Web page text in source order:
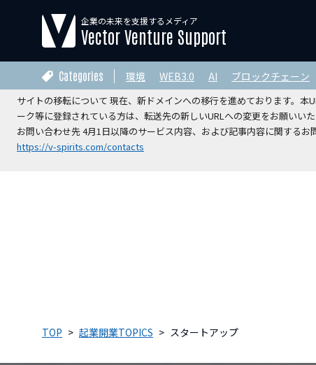
【運営会社変更のお知らせ】
2026年4月1日をもちまして、本サイトの運営は株式会社ベクターホール
V-Spirits総合研究所株式会社
サイトの移転について 現在、新ドメインへの移行を進めております。
ーク等に登録されている方は、転送先の新しいURLへの変更をお願いいた
お問い合わせ先 4月1日以降のサービス内容、および記事内容に関する
https://v-spirits.com/contacts
企業の未来を支援するメディア
Vector Venture Support
Categories 環境 WEB3.0 AI ブロックチェーン
TOP 起業開業TOPICS スタートアップ